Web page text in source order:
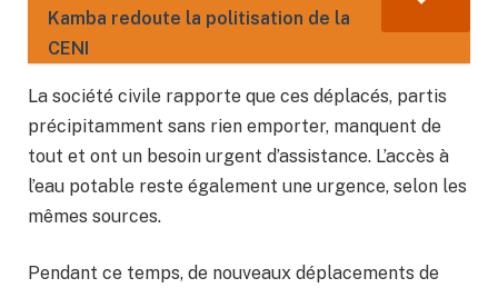
Kamba redoute la politisation de la
CENI
La société civile rapporte que ces déplacés, partis
précipitamment sans rien emporter, manquent de
tout et ont un besoin urgent d’assistance. L’accès à
l’eau potable reste également une urgence, selon les
mêmes sources.
Pendant ce temps, de nouveaux déplacements de